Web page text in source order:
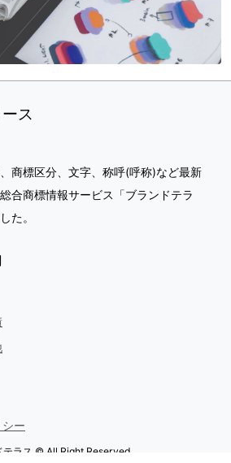
ス
商標区分、文字、称呼(呼称)など最新
合商標情報サービス「ブランドテラ
た。
ー
テラス © All Right Reserved.